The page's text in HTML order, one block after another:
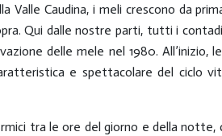
Valle Caudina, i meli crescono da
Qui dalle nostre parti, tutti i
delle mele nel 1980. All’inizio,
e spettacolare del ciclo
tra le ore del giorno e della notte,